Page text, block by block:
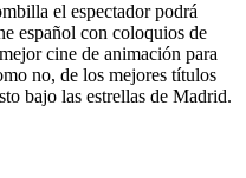
el espectador podrá
español con coloquios de
cine de animación para
no, de los mejores títulos
bajo las estrellas de Madrid.